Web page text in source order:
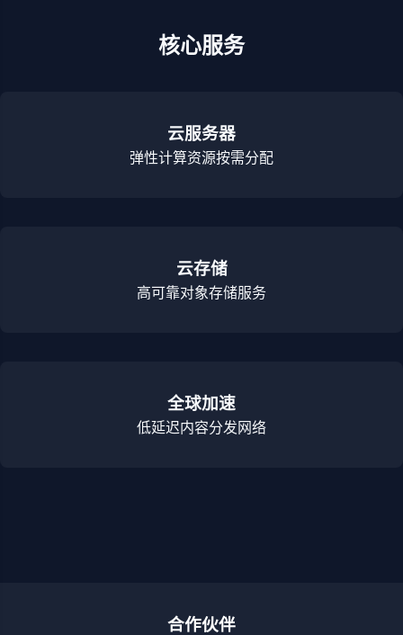
核心服务
云服务器
弹性计算资源按需分配
云存储
高可靠对象存储服务
全球加速
低延迟内容分发网络
合作伙伴